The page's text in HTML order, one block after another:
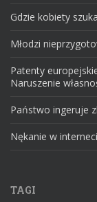
Gdzie kobiety
Młodzi
Patenty
Naruszenie
Państwo ingeruje
Nękanie w
TAGI